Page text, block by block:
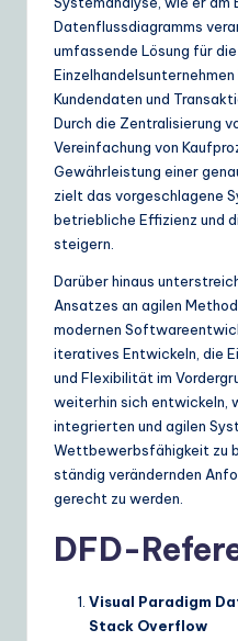
Datenflussdiagramms
umfassende Lösung für
Kundendaten und
Durch die Zentralisierung
Vereinfachung von
Gewährleistung einer
zielt das vorgeschlagene
betriebliche Effizienz und
steigern.
Darüber hinaus
Ansatzes an agilen
modernen
iteratives Entwickeln, die
und Flexibilität im
weiterhin sich entwickeln,
integrierten und agilen
Wettbewerbsfähigkeit zu
ständig verändernden
gerecht zu werden.
DFD-
Visual Paradigm
Stack Overflow